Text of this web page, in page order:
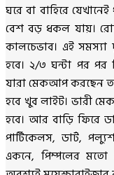
ঘরে বা বাহিরে
বেশ বড় ধকল যায়।
কালচেভাব। এই সমস্যা
হবে। ২/৩ ঘন্টা পর পর
যারা মেকআপ করছেন
হবে খুব লাইট। ভারী
হবে। আর বাড়ি ফিরে
পার্টিকেলস, ডার্ট,
একনে, পিম্পলের মতো